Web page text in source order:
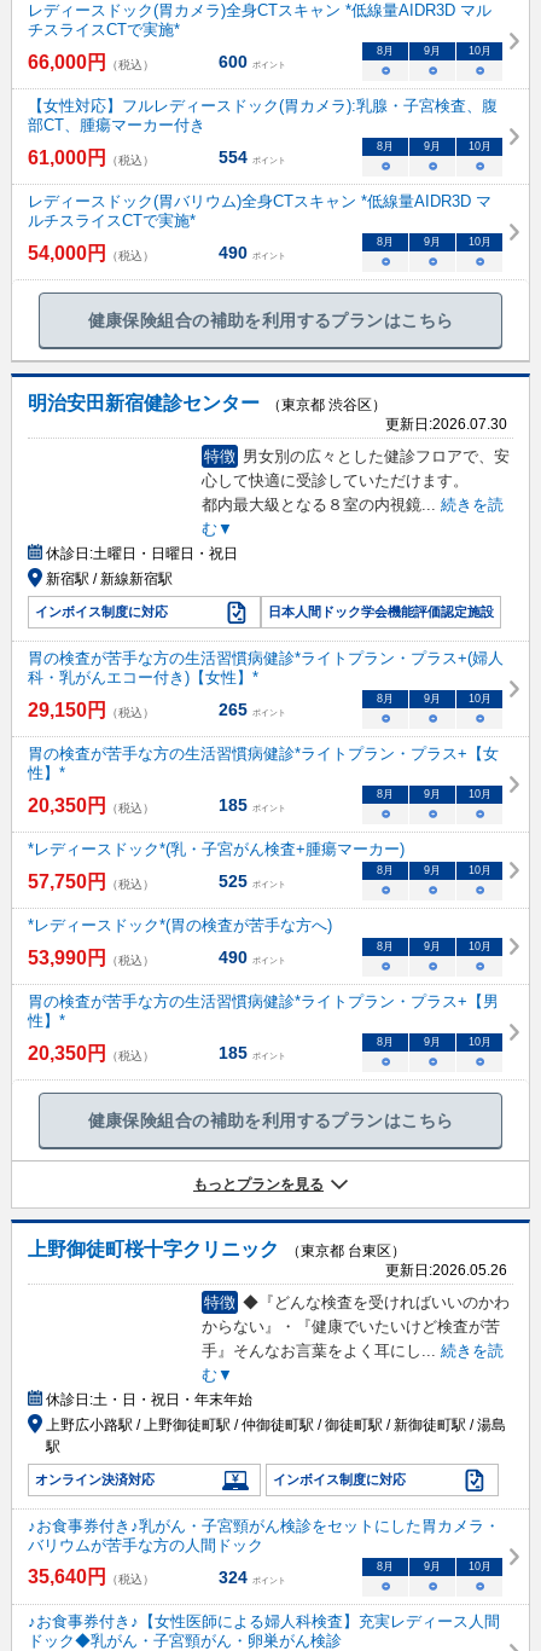
レディースドック(胃カメラ)全身CTスキャン *低線量AIDR3D マル
チスライスCTで実施*
66,000円 （税込） 600 ポイント
8月 9月 10月
○ ○ ○
【女性対応】フルレディースドック(胃カメラ):乳腺・子宮検査、腹
部CT、腫瘍マーカー付き
61,000円 （税込） 554 ポイント
8月 9月 10月
○ ○ ○
レディースドック(胃バリウム)全身CTスキャン *低線量AIDR3D マ
ルチスライスCTで実施*
54,000円 （税込） 490 ポイント
8月 9月 10月
○ ○ ○
健康保険組合の補助を利用するプランはこちら
明治安田新宿健診センター
（東京都 渋谷区）
更新日:2026.07.30
特徴 男女別の広々とした健診フロアで、安
心して快適に受診していただけます。
都内最大級となる８室の内視鏡... 続きを読
む▼
休診日:土曜日・日曜日・祝日
新宿駅 / 新線新宿駅
インボイス制度に対応 日本人間ドック学会機能評価認定施設
胃の検査が苦手な方の生活習慣病健診*ライトプラン・プラス+(婦人
科・乳がんエコー付き)【女性】*
29,150円 （税込） 265 ポイント
8月 9月 10月
○ ○ ○
胃の検査が苦手な方の生活習慣病健診*ライトプラン・プラス+【女
性】*
20,350円 （税込） 185 ポイント
8月 9月 10月
○ ○ ○
*レディースドック*(乳・子宮がん検査+腫瘍マーカー)
57,750円 （税込） 525 ポイント
8月 9月 10月
○ ○ ○
*レディースドック*(胃の検査が苦手な方へ)
53,990円 （税込） 490 ポイント
8月 9月 10月
○ ○ ○
胃の検査が苦手な方の生活習慣病健診*ライトプラン・プラス+【男
性】*
20,350円 （税込） 185 ポイント
8月 9月 10月
○ ○ ○
健康保険組合の補助を利用するプランはこちら
もっとプランを見る
上野御徒町桜十字クリニック
（東京都 台東区）
更新日:2026.05.26
特徴 ◆『どんな検査を受ければいいのかわ
からない』・『健康でいたいけど検査が苦
手』そんなお言葉をよく耳にし
続きを読
む▼
休診日:土・日・祝日・年末年始
上野広小路駅 / 上野御徒町駅 / 仲御徒町駅 / 御徒町駅 / 新御徒町駅 / 湯島
駅
オンライン決済対応 インボイス制度に対応
♪お食事券付き♪乳がん・子宮頸がん検診をセットにした胃カメラ・
バリウムが苦手な方の人間ドック
35,640円 （税込） 324 ポイント
8 月 9 月 10月
○ ○ ○
♪お食事券付き♪【女性医師による婦人科検査】充実レディース人間
ドック◆乳がん・子宮頸がん・卵巣がん検診